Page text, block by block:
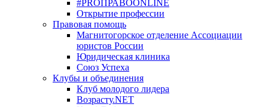
#PROПРАВОONLINE
Открытие профессии
Правовая помощь
Магнитогорское отделение Ассоциации
юристов России
Юридическая клиника
Союз Успеха
Клубы и объединения
Клуб молодого лидера
Возрасту.NET